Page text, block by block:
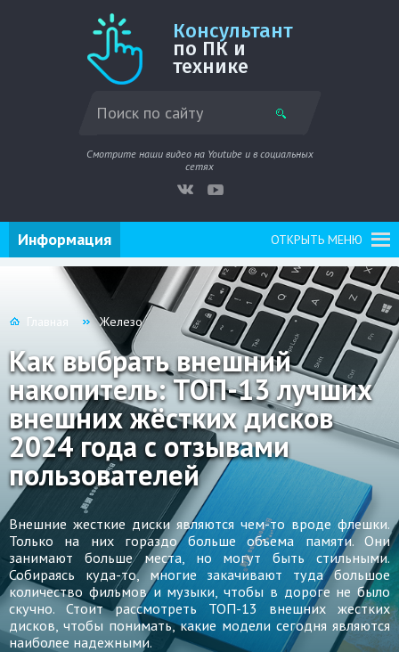
Консультант
по ПК и
технике
Смотрите наши видео на Youtube и в социальных
сетях
ОТКРЫТЬ МЕНЮ
Информация
Главная Железо
Как выбрать внешний
накопитель: ТОП-13 лучших
внешних жёстких дисков
2024 года с отзывами
пользователей
Внешние жесткие диски являются чем-то вроде флешки.
Только на них гораздо больше объема памяти. Они
занимают больше места, но могут быть стильными.
Собираясь куда-то, многие закачивают туда большое
количество фильмов и музыки, чтобы в дороге не было
скучно. Стоит рассмотреть ТОП-13 внешних жестких
дисков, чтобы понимать, какие модели сегодня являются
наиболее надежными.